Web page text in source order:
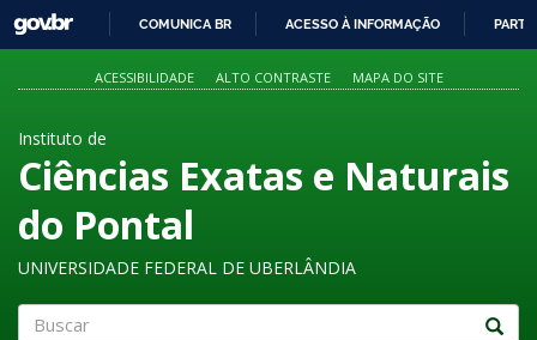
PARA
O
GOVBR
COMUNICA BR ACESSO À INFORMAÇÃO
ACESSIBILIDADE ALTO CONTRASTE MAPA DO SITE
Instituto de
Ciências Exatas e Naturais
do Pontal
UNIVERSIDADE FEDERAL DE UBERLÂNDIA